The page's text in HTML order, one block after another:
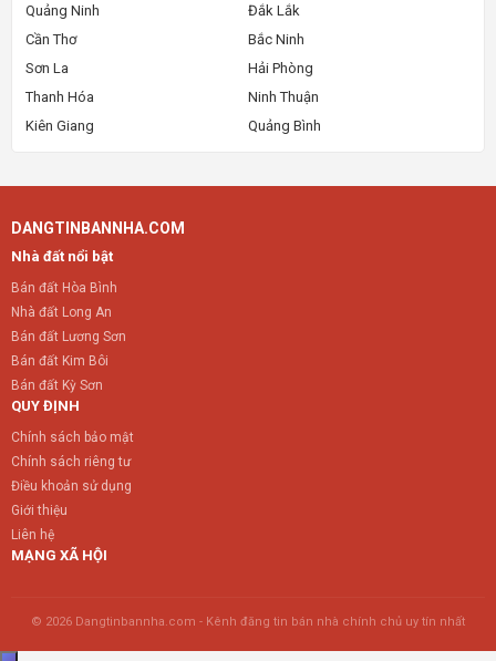
Quảng Ninh
Đắk Lắk
Cần Thơ
Bắc Ninh
Sơn La
Hải Phòng
Thanh Hóa
Ninh Thuận
Kiên Giang
Quảng Bình
DANGTINBANNHA.COM
Nhà đất nổi bật
Bán đất Hòa Bình
Nhà đất Long An
Bán đất Lương Sơn
Bán đất Kim Bôi
Bán đất Kỳ Sơn
QUY ĐỊNH
Chính sách bảo mật
Chính sách riêng tư
Điều khoản sử dụng
Giới thiệu
Liên hệ
MẠNG XÃ HỘI
© 2026 Dangtinbannha.com - Kênh đăng tin bán nhà chính chủ uy tín nhất